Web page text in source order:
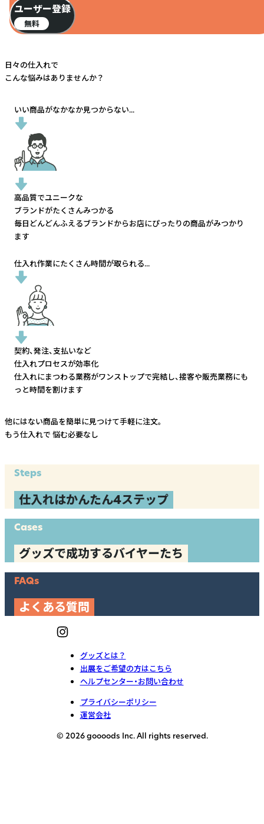
ユーザー登録
無料
日々の仕入れで
こんな悩みはありませんか？
いい商品がなかなか見つからない...
高品質でユニークな
ブランドがたくさんみつかる
毎日どんどんふえるブランドからお店にぴったりの商品がみつかり
ます
仕入れ作業にたくさん時間が取られる...
契約、発注、支払いなど
仕入れプロセスが効率化
仕入れにまつわる業務がワンストップで完結し、接客や販売業務にも
っと時間を割けます
他にはない商品を簡単に見つけて手軽に注文。
もう仕入れで 悩む必要なし
Steps
仕入れはかんたん4ステップ
Cases
グッズで成功するバイヤーたち
FAQs
よくある質問
グッズとは？
出展をご希望の方はこちら
ヘルプセンター・お問い合わせ
プライバシーポリシー
運営会社
© 2026 goooods Inc. All rights reserved.